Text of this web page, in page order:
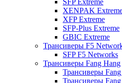
SFP Extreme
XENPAK
XFP Extreme
SFP-Plus Extreme
GBIC Extreme
Трансиверы F5
SFP F5 Networks
Трансиверы Fang Hang
Трансиверы
Трансиверы